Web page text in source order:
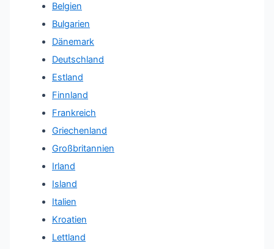
Belgien
Bulgarien
Dänemark
Deutschland
Estland
Finnland
Frankreich
Griechenland
Großbritannien
Irland
Island
Italien
Kroatien
Lettland